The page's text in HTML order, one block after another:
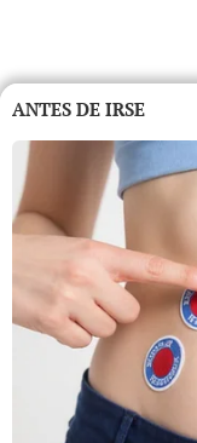
ANTES DE IRSE